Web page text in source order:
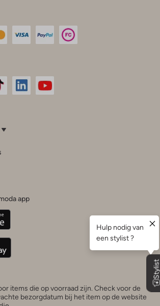
(Français)
app
items die op voorraad zijn. Check voor de
bezorgdatum bij het item op de website